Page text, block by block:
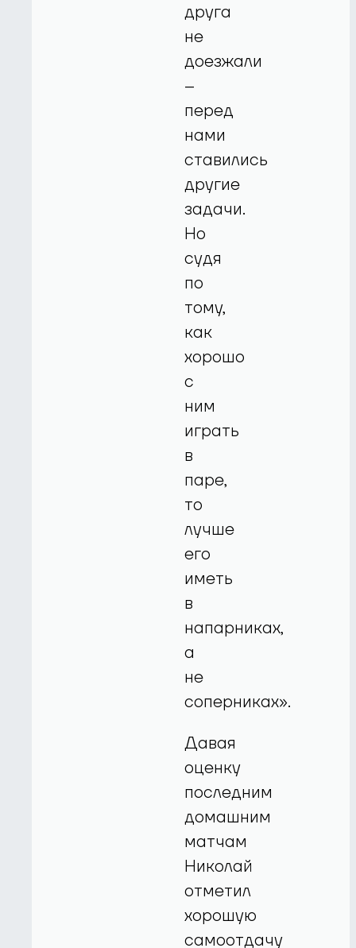
друга
не
доезжали
–
перед
нами
ставились
другие
задачи.
Но
судя
по
тому,
как
хорошо
с
ним
играть
в
паре,
то
лучше
его
иметь
в
напарниках,
а
не
соперниках».
Давая
оценку
последним
домашним
матчам
Николай
отметил
хорошую
самоотдачу